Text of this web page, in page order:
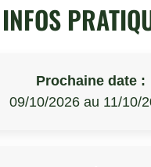
INFOS
Prochaine date :
09/10/2026 au 11/10/